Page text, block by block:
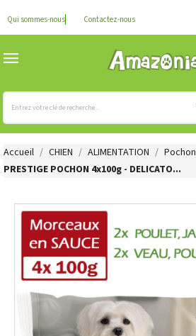
Qui sommes-nous Contactez-nous
Accueil CHIEN ALIMENTATION Pochon
PRESTIGE POCHON 4x100g - DELICATO...